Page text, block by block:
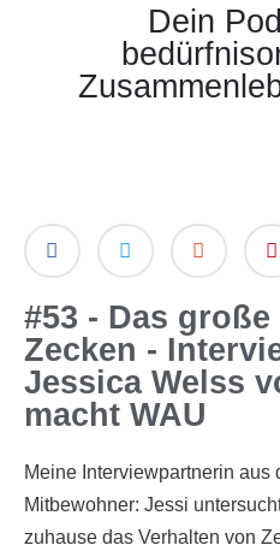
Dein
#53 - Das
Zecken -
Jessica Welss
macht WAU
Meine Interviewpartnerin
Mitbewohner: Jessi
zuhause das Verhalten von